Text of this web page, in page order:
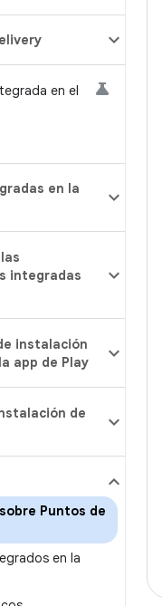
en el
en la
integradas
instalación
app de Play
de
Puntos de
en la